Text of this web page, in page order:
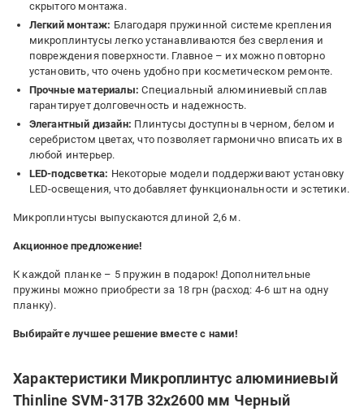
скрытого монтажа.
Легкий монтаж: Благодаря пружинной системе крепления
микроплинтусы легко устанавливаются без сверления и
повреждения поверхности. Главное – их можно повторно
установить, что очень удобно при косметическом ремонте.
Прочные материалы: Специальный алюминиевый сплав
гарантирует долговечность и надежность.
Элегантный дизайн: Плинтусы доступны в черном, белом и
серебристом цветах, что позволяет гармонично вписать их в
любой интерьер.
LED-подсветка: Некоторые модели поддерживают установку
LED-освещения, что добавляет функциональности и эстетики.
Микроплинтусы выпускаются длиной 2,6 м.
Акционное предложение!
К каждой планке – 5 пружин в подарок! Дополнительные
пружины можно приобрести за 18 грн (расход: 4-6 шт на одну
планку).
Выбирайте лучшее решение вместе с нами!
Характеристики Микроплинтус алюминиевый
Thinline SVM-317B 32x2600 мм Черный